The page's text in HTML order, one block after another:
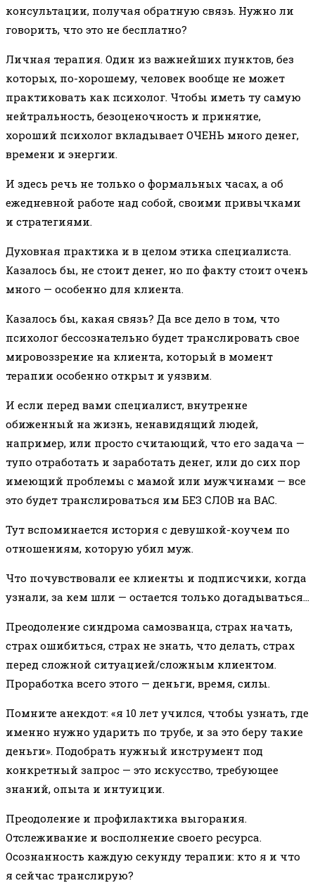
консультации, получая обратную связь. Нужно ли
говорить, что это не бесплатно?
Личная терапия. Один из важнейших пунктов, без
которых, по-хорошему, человек вообще не может
практиковать как психолог. Чтобы иметь ту самую
нейтральность, безоценочность и принятие,
хороший психолог вкладывает ОЧЕНЬ много денег,
времени и энергии.
И здесь речь не только о формальных часах, а об
ежедневной работе над собой, своими привычками
и стратегиями.
Духовная практика и в целом этика специалиста.
Казалось бы, не стоит денег, но по факту стоит очень
много — особенно для клиента.
Казалось бы, какая связь? Да все дело в том, что
психолог бессознательно будет транслировать свое
мировоззрение на клиента, который в момент
терапии особенно открыт и уязвим.
И если перед вами специалист, внутренне
обиженный на жизнь, ненавидящий людей,
например, или просто считающий, что его задача —
тупо отработать и заработать денег, или до сих пор
имеющий проблемы с мамой или мужчинами — все
это будет транслироваться им БЕЗ СЛОВ на ВАС.
Тут вспоминается история с девушкой-коучем по
отношениям, которую убил муж.
Что почувствовали ее клиенты и подписчики, когда
узнали, за кем шли — остается только догадываться…
Преодоление синдрома самозванца, страх начать,
страх ошибиться, страх не знать, что делать, страх
перед сложной ситуацией/сложным клиентом.
Проработка всего этого — деньги, время, силы.
Помните анекдот: «я 10 лет учился, чтобы узнать, где
именно нужно ударить по трубе, и за это беру такие
деньги». Подобрать нужный инструмент под
конкретный запрос — это искусство, требующее
знаний, опыта и интуиции.
Преодоление и профилактика выгорания.
Отслеживание и восполнение своего ресурса.
Осознанность каждую секунду терапии: кто я и что
я сейчас транслирую?